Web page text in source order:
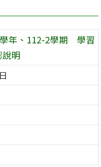
學年、112-2學期 學習
明